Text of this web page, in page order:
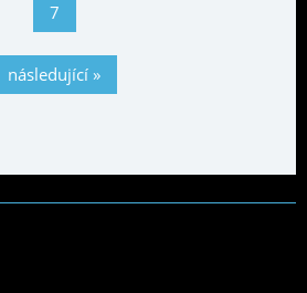
7
následující »